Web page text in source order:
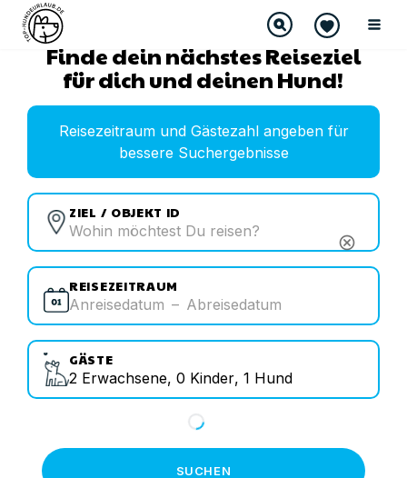
Finde dein nächstes Reiseziel
für dich und deinen Hund!
Reisezeitraum und Gästezahl angeben für
bessere Suchergebnisse
ZIEL / OBJEKT ID
cancel
REISEZEITRAUM
Anreisedatum – Abreisedatum
GÄSTE
2 Erwachsene, 0 Kinder, 1 Hund
SUCHEN